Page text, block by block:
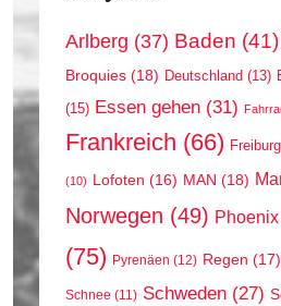
Arlberg (37) Baden (41)
Broquies (18) Deutschland (13)
(15) Essen gehen (31)
Frankreich (66) Freiburg
(10) Lofoten (16) MAN (18)
Norwegen (49) Phoenix
(75) Pyrenäen (12) Regen (17)
Schnee (11) Schweden (27)